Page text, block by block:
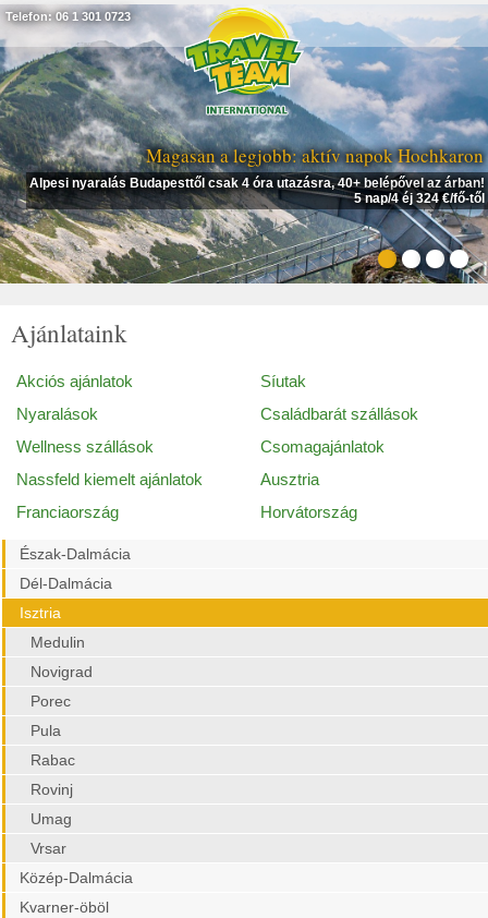
Magasan a legjobb: aktív napok Hochkaron
Alpesi nyaralás Budapesttől csak 4 óra utazásra, 40+ belépővel az árban!
5 nap/4 éj 324 €/fő-től
Telefon: 06 1 301 0723
Ajánlataink
Akciós ajánlatok
Síutak
Nyaralások
Családbarát szállások
Wellness szállások
Csomagajánlatok
Nassfeld kiemelt ajánlatok
Ausztria
Franciaország
Horvátország
Észak-Dalmácia
Dél-Dalmácia
Isztria
Medulin
Novigrad
Porec
Pula
Rabac
Rovinj
Umag
Vrsar
Közép-Dalmácia
Kvarner-öböl